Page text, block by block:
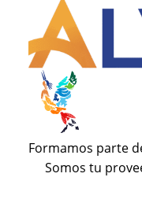
Formamos parte
Somos tu